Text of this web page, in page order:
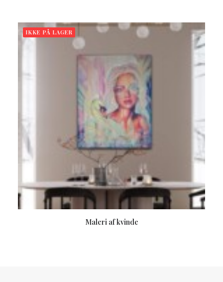
IKKE PÅ LAGER
LÆS MERE
Maleri af kvinde